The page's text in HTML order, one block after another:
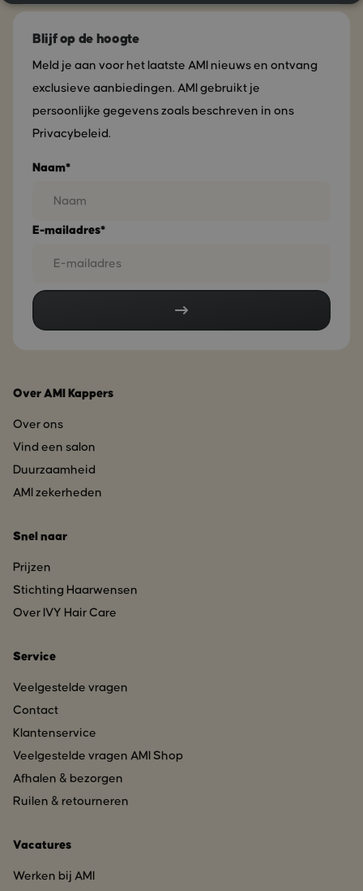
Blijf op de hoogte
Meld je aan voor het laatste AMI nieuws en ontvang
exclusieve aanbiedingen. AMI gebruikt je
persoonlijke gegevens zoals beschreven in ons
Privacybeleid.
Naam*
E-mailadres*
Over AMI Kappers
Over ons
Vind een salon
Duurzaamheid
AMI zekerheden
Snel naar
Prijzen
Stichting Haarwensen
Over IVY Hair Care
Service
Veelgestelde vragen
Contact
Klantenservice
Veelgestelde vragen AMI Shop
Afhalen & bezorgen
Ruilen & retourneren
Vacatures
Werken bij AMI